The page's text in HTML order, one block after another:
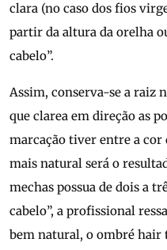
clara (no caso dos fios
partir da altura da orelha
cabelo”.
Assim, conserva-se a raiz
que clarea em direção as
marcação tiver entre a cor
mais natural será o
mechas possua de dois a
cabelo”, a profissional
bem natural, o ombré hair